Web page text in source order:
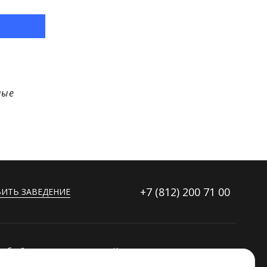
ЗАВЕДЕНИЕ +7 (812) 200 71 00
Контакты